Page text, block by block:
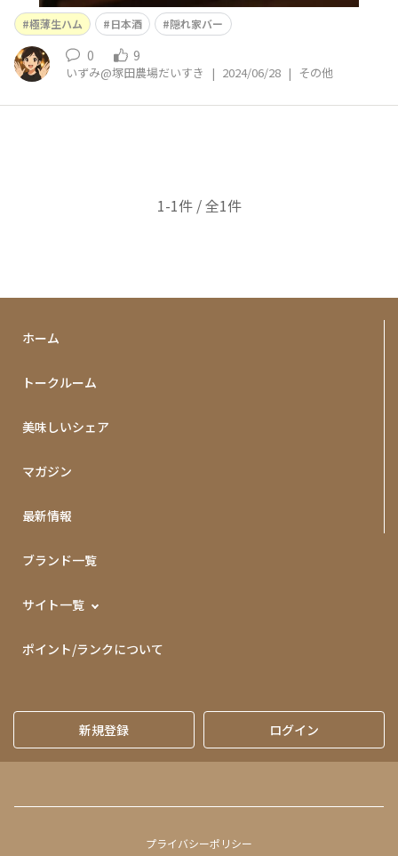
極薄生ハム 日本酒 隠れ家バー
0 9
いずみ@塚田農場だいすき | 2024/06/28 | その他
1-1件 / 全1件
ホーム
トークルーム
美味しいシェア
マガジン
最新情報
ブランド一覧
サイト一覧
ポイント/ランクについて
新規登録 ログイン
プライバシーポリシー